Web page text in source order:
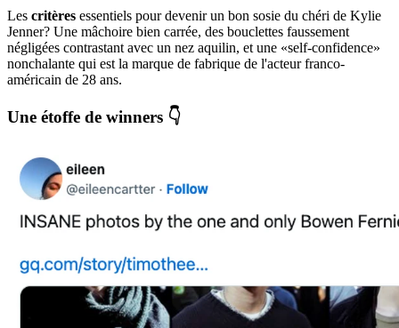
Les critères essentiels pour devenir un bon sosie du chéri de Kylie
Jenner? Une mâchoire bien carrée, des bouclettes faussement
négligées contrastant avec un nez aquilin, et une «self-confidence»
nonchalante qui est la marque de fabrique de l'acteur franco-
américain de 28 ans.
Une étoffe de winners 👇